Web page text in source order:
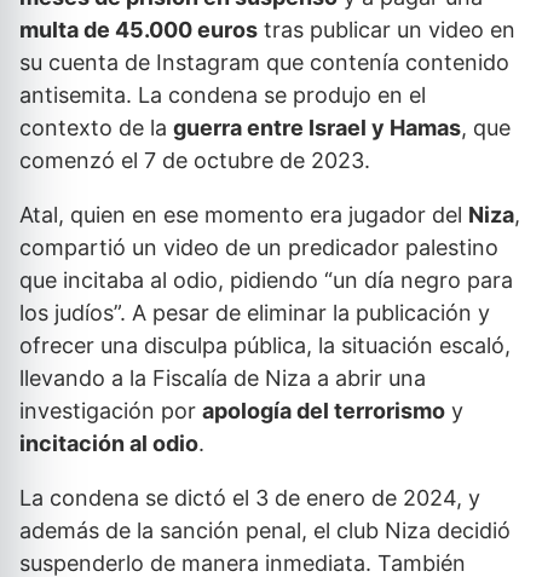
multa de 45.000 euros tras publicar un video en
su cuenta de Instagram que contenía contenido
antisemita. La condena se produjo en el
contexto de la guerra entre Israel y Hamas, que
comenzó el 7 de octubre de 2023.
Atal, quien en ese momento era jugador del Niza,
compartió un video de un predicador palestino
que incitaba al odio, pidiendo “un día negro para
los judíos”. A pesar de eliminar la publicación y
ofrecer una disculpa pública, la situación escaló,
llevando a la Fiscalía de Niza a abrir una
investigación por apología del terrorismo y
incitación al odio.
La condena se dictó el 3 de enero de 2024, y
además de la sanción penal, el club Niza decidió
suspenderlo de manera inmediata. También